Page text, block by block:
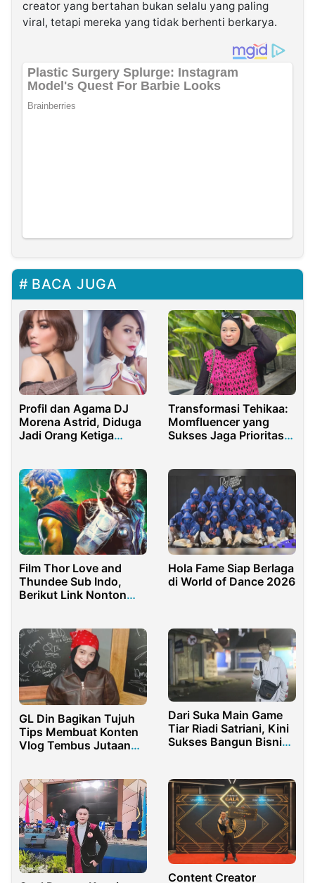
creator yang bertahan bukan selalu yang paling
viral, tetapi mereka yang tidak berhenti berkarya.
BACA JUGA
Profil dan Agama DJ
Morena Astrid, Diduga
Jadi Orang Ketiga
Transformasi Tehikaa:
Momfluencer yang
Sukses Jaga Prioritas
Media
Film Thor Love and
Thundee Sub Indo,
Berikut Link Nonton
Hola Fame Siap Berlaga
di World of Dance 2026
GL Din Bagikan Tujuh
Tips Membuat Konten
Vlog Tembus Jutaan
Dari Suka Main Game
Tiar Riadi Satriani, Kini
Sukses Bangun Bisnis
Content Creator